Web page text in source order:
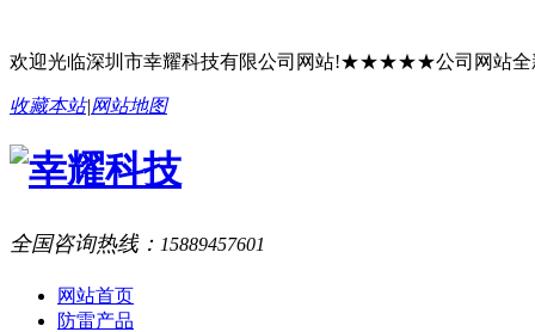
欢迎光临深圳市幸耀科技有限公司网站!★★★★★公司网站全
收藏本站|网站地图
全国咨询热线： 15889457601
网站首页
防雷产品